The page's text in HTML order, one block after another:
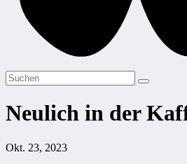
Neulich in der
Okt. 23, 2023